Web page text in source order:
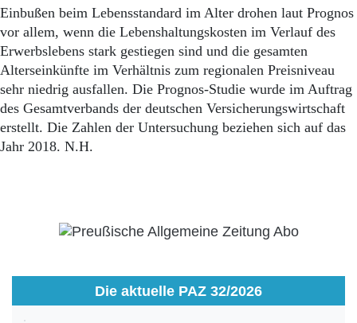
Einbußen beim Lebensstandard im Alter drohen laut Prognos
vor allem, wenn die Lebenshaltungskosten im Verlauf des
Erwerbslebens stark gestiegen sind und die gesamten
Alterseinkünfte im Verhältnis zum regionalen Preisniveau
sehr niedrig ausfallen. Die Prognos-Studie wurde im Auftrag
des Gesamtverbands der deutschen Versicherungswirtschaft
erstellt. Die Zahlen der Untersuchung beziehen sich auf das
Jahr 2018. N.H.
Die aktuelle PAZ 32/2026